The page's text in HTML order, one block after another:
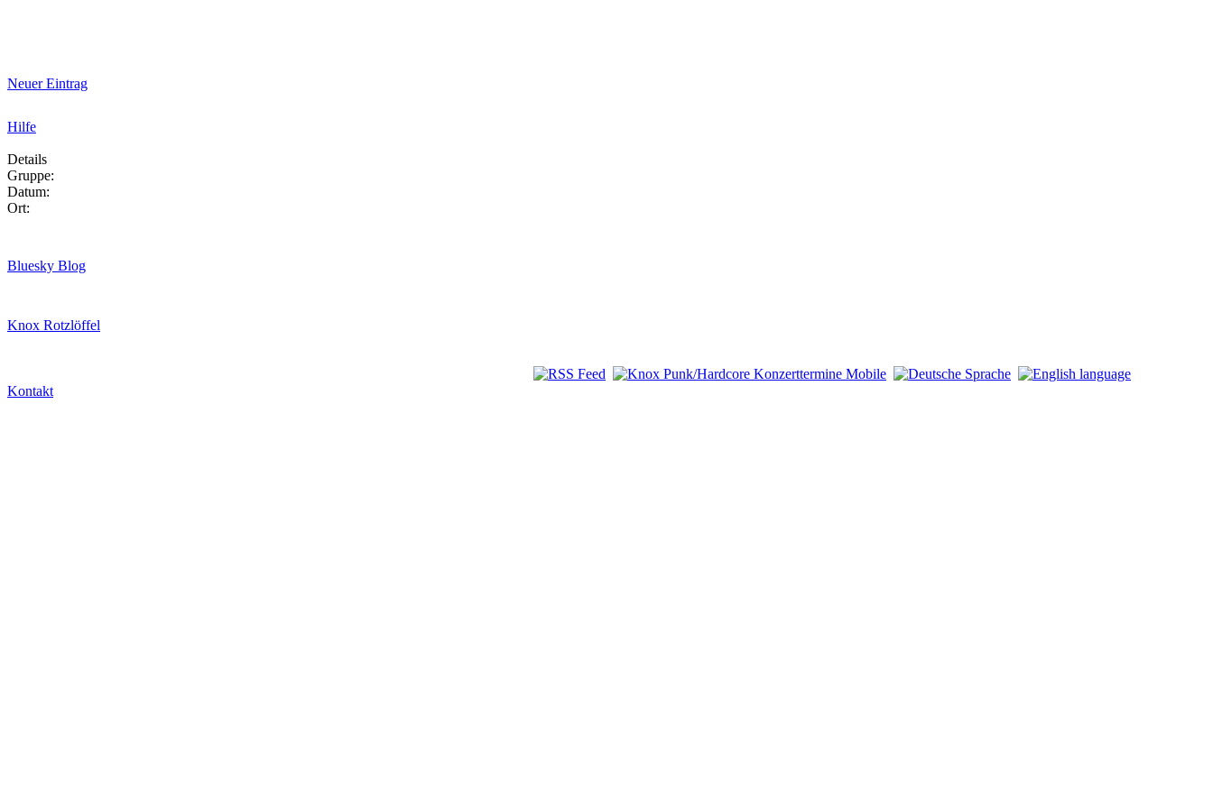
Neuer Eintrag
Hilfe
Details
Gruppe:
Datum:
Ort:
Bluesky Blog
Knox Rotzlöffel
Kontakt